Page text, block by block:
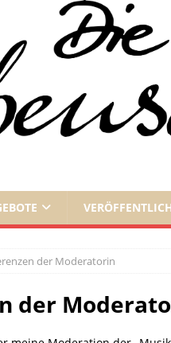
der Moderatorin
der